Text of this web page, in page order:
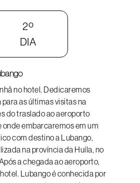
2º
DIA
no hotel. Dedicaremos
as últimas visitas na
do traslado ao aeroporto
onde embarcaremos em um
com destino a Lubango,
na província da Huíla, no
a chegada ao aeroporto,
Lubango é conhecida por